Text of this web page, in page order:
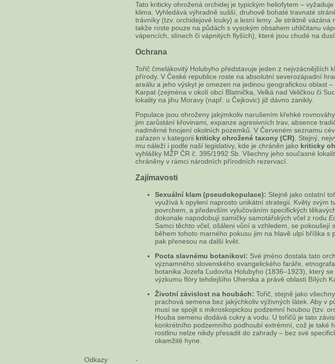
Tato kriticky ohrožená orchidej je typickým heliofytem –
klima. Vyhledává výhradně sušší, druhově bohaté travnaté
trávníky (tzv. orchidejové louky) a lesní lemy. Je striktně vázána
takže roste pouze na půdách s vysokým obsahem uhličitanu
vápencích, slínech či vápnitých flyších), které jsou chudé na
Ochrana
Tořič čmelákovitý Holubyho představuje jeden z nejvzácnějších
přírody. V České republice roste na absolutní severozápadní
areálu a jeho výskyt je omezen na jedinou geografickou oblast
Karpat (zejména v okolí obcí Blatnička, Velká nad Veličkou či
lokality na jihu Moravy (např. u Čejkovic) již dávno zanikly.
Populace jsou ohroženy jakýmkoliv narušením křehké
jim zarůstání křovinami, expanze agresivních trav, absence
nadměrné hnojení okolních pozemků. V Červeném seznamu
zařazen v kategorii kriticky ohrožené taxony (CR) . Stejný,
mu náleží i podle naší legislativy, kde je chráněn jako kriticky
vyhlášky MŽP ČR č. 395/1992 Sb. Všechny jeho současné
chráněny v rámci národních přírodních rezervací.
Zajímavosti
Sexuální klam (pseudokopulace): Stejně jako ostatní
využívá k opylení naprosto unikátní strategii. Květy svým
povrchem, a především vylučováním specifických
dokonale napodobují samičky samotářských včel z rodu
Samci těchto včel, ošáleni vůní a vzhledem, se pokoušejí
během tohoto marného pokusu jim na hlavě ulpí bříška s
pak přenesou na další květ.
Pocta slavnému botanikovi: Své jméno dostala tato
významného slovenského evangelického faráře,
botanika Jozefa Ľudovíta Holubyho (1836–1923), který
výzkumu flóry tehdejšího Uherska a právě oblasti Bílých
Životní závislost na houbách: Tořič, stejně jako
prachová semena bez jakýchkoliv výživných látek. Aby v
musí se spojit s mikroskopickou podzemní houbou (tzv.
Houba semenu dodává cukry a vodu. U tořičů je tato
konkrétního podzemního podhoubí extrémní, což je také
rostlinu nelze nikdy přesadit do zahrady – bez své
okamžitě hyne.
Odkazy
-